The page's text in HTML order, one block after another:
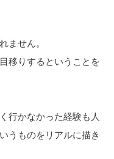
ません。
移りするということを
行かなかった経験も人
うものをリアルに描き